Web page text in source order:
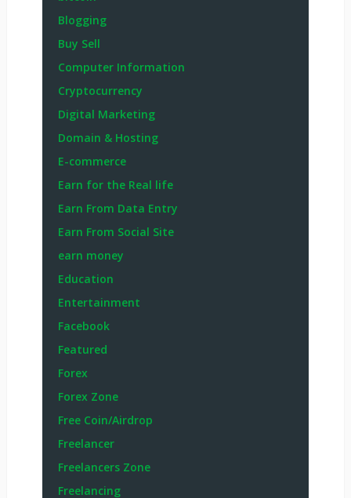
Blogging
Buy Sell
Computer Information
Cryptocurrency
Digital Marketing
Domain & Hosting
E-commerce
Earn for the Real life
Earn From Data Entry
Earn From Social Site
earn money
Education
Entertainment
Facebook
Featured
Forex
Forex Zone
Free Coin/Airdrop
Freelancer
Freelancers Zone
Freelancing